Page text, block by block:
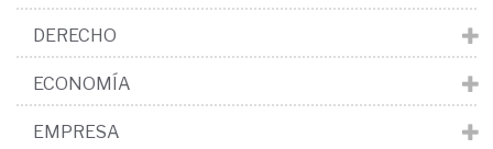
DERECHO
ECONOMÍA
EMPRESA